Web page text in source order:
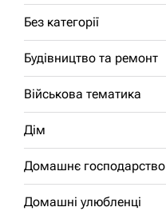
Без категорії
Будівництво та ремонт
Військова тематика
Дім
Домашнє господарство
Домашні улюбленці